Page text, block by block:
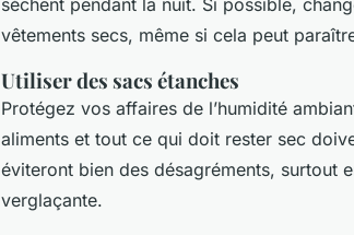
vêtements secs, même si cela peut
Utiliser des sacs étanches
Protégez vos affaires de l’humidité
aliments et tout ce qui doit rester sec
éviteront bien des désagréments, surtout
verglaçante.